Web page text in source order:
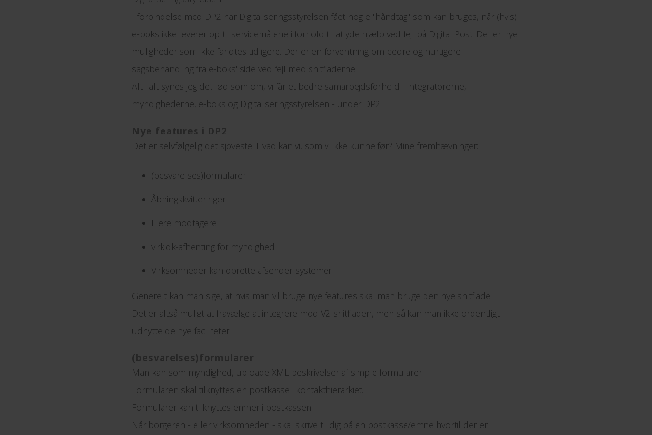
I forbindelse med DP2 har Digitaliseringsstyrelsen fået nogle "håndtag" som kan bruges, når (hvis)
e-boks ikke leverer op til servicemålene i forhold til at yde hjælp ved fejl på Digital Post. Det er nye
muligheder som ikke fandtes tidligere. Der er en forventning om bedre og hurtigere
sagsbehandling fra e-boks' side ved fejl med snitfladerne.
Alt i alt synes jeg det lød som om, vi får et bedre samarbejdsforhold - integratorerne,
myndighederne, e-boks og Digitaliseringsstyrelsen - under DP2.
Nye features i DP2
Det er selvfølgelig det sjoveste. Hvad kan vi, som vi ikke kunne før? Mine fremhævninger:
(besvarelses)formularer
Åbningskvitteringer
Flere modtagere
virk.dk-afhenting for myndighed
Virksomheder kan oprette afsender-systemer
Generelt kan man sige, at hvis man vil bruge nye features skal man bruge den nye snitflade.
Det er altså muligt at fravælge at integrere mod V2-snitfladen, men så kan man ikke ordentligt
udnytte de nye faciliteter.
(besvarelses)formularer
Man kan som myndighed, uploade XML-beskrivelser af simple formularer.
Formularen skal tilknyttes en postkasse i kontakthierarkiet.
Formularer kan tilknyttes emner i postkassen.
Når borgeren - eller virksomheden - skal skrive til dig på en postkasse/emne hvortil der er